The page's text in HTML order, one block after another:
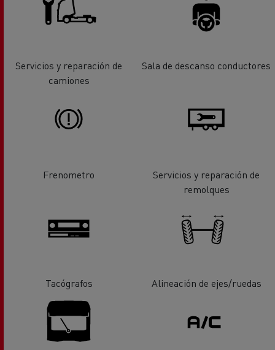
Servicios y reparación de
camiones
Sala de descanso conductores
Frenometro
Servicios y reparación de
remolques
Tacógrafos Alineación de ejes/ruedas